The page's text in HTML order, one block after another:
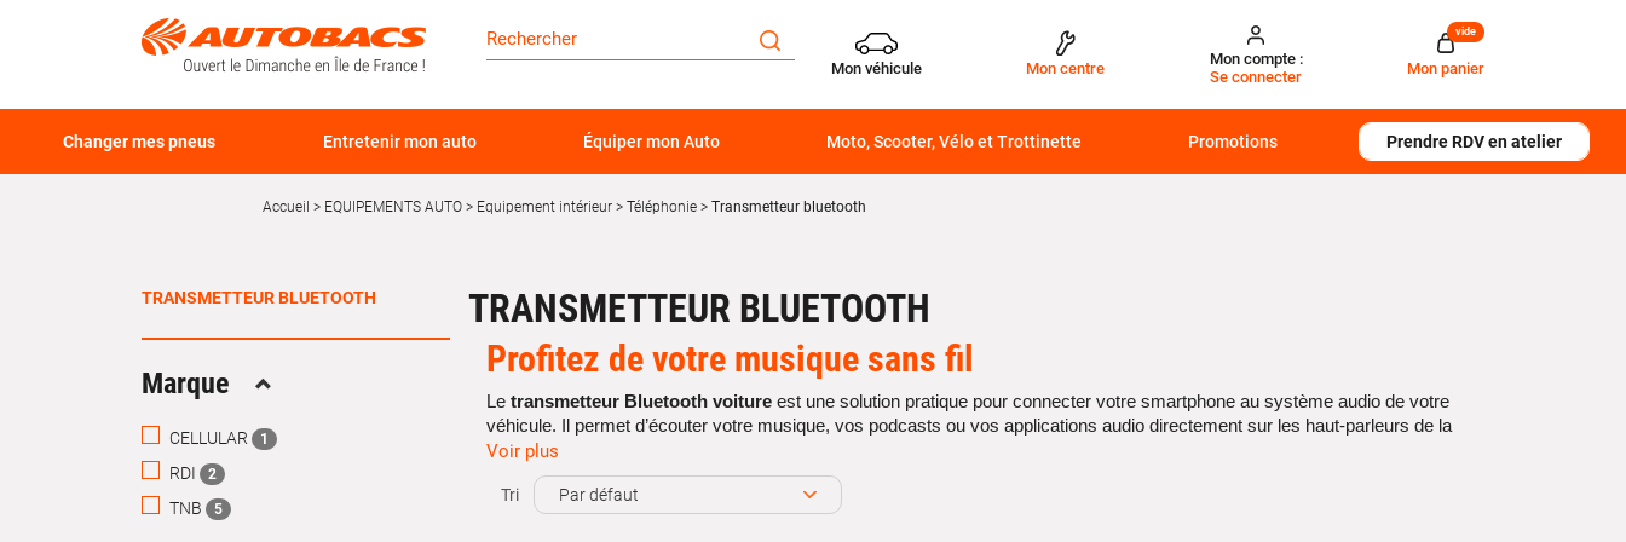
Mon véhicule Mon centre
Mon compte :
Se connecter
Mon panier
vide
Changer mes pneus Entretenir mon auto Équiper mon Auto Moto, Scooter, Vélo et Trottinette Promotions Prendre RDV en atelier
Accueil EQUIPEMENTS AUTO Equipement intérieur Téléphonie Transmetteur bluetooth
TRANSMETTEUR BLUETOOTH
Marque Replier
CELLULAR 1
RDI 2
TNB 5
TRANSMETTEUR BLUETOOTH
Profitez de votre musique sans fil
Le transmetteur Bluetooth voiture est une solution pratique pour connecter votre smartphone au système audio de votre
véhicule. Il permet d’écouter votre musique, vos podcasts ou vos applications audio directement sur les haut-parleurs de la
voiture.
Chez Autobacs, découvrez une sélection detransmetteurs Bluetooth pour voiture
notamment de moderniser un autoradio qui ne dispose pas de connexion Bluetooth intégrée.
Voir plus
Tri Par défaut